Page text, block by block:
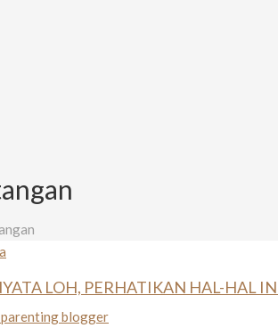
LOH, PERHATIKAN HAL-HAL